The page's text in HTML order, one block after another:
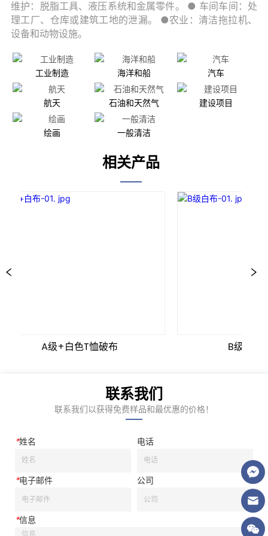
工业制造 海洋和船 汽车
航天 石油和天然气 建设项目
绘画 一般清洁
相关产品
A级+白色T恤破布 B级白色T
联系我们
联系我们以获得免费样品和最优惠的价格！
*姓名 电话
*电子邮件 公司
*信息